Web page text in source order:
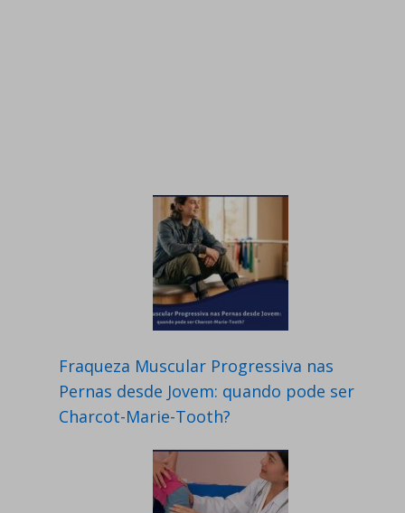
Fraqueza Muscular Progressiva nas
Pernas desde Jovem: quando pode ser
Charcot-Marie-Tooth?